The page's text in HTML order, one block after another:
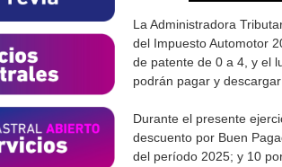
La Administradora
del Impuesto Automotor
de patente de 0 a 4, y el
podrán pagar y
Durante el presente
descuento por Buen
del período 2025; y 10